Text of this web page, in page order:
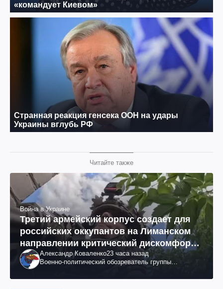
Читайте также
Война в Украине
Третий армейский корпус создает для
российских оккупантов на Лиманском
направлении критический дискомфорт:
как это удалось
Александр Коваленко23 часа назад
Военно-политический обозреватель группы